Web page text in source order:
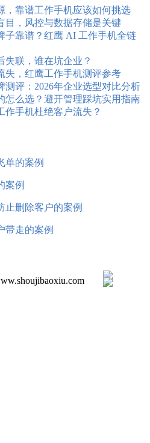
，靠谱工作手机应该如何挑选
目，风控与数据存储是关键
子靠谱？红鹰 AI 工作手机全链
失联，谁在坑企业？
失，红鹰工作手机测评参考
测评：2026年企业选型对比分析
怎么选？避开管理踩坑实用指南
作手机杜绝客户流失？